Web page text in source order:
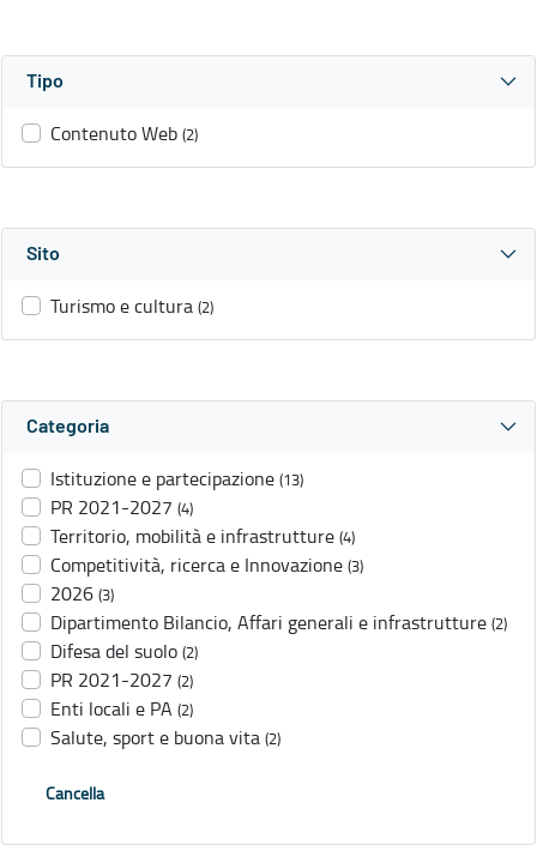
Tipo
Contenuto Web (2)
Sito
Turismo e cultura (2)
Categoria
Istituzione e partecipazione (13)
PR 2021-2027 (4)
Territorio, mobilità e infrastrutture (4)
Competitività, ricerca e Innovazione (3)
2026 (3)
Dipartimento Bilancio, Affari generali e infrastrutture (2)
Difesa del suolo (2)
PR 2021-2027 (2)
Enti locali e PA (2)
Salute, sport e buona vita (2)
Cancella